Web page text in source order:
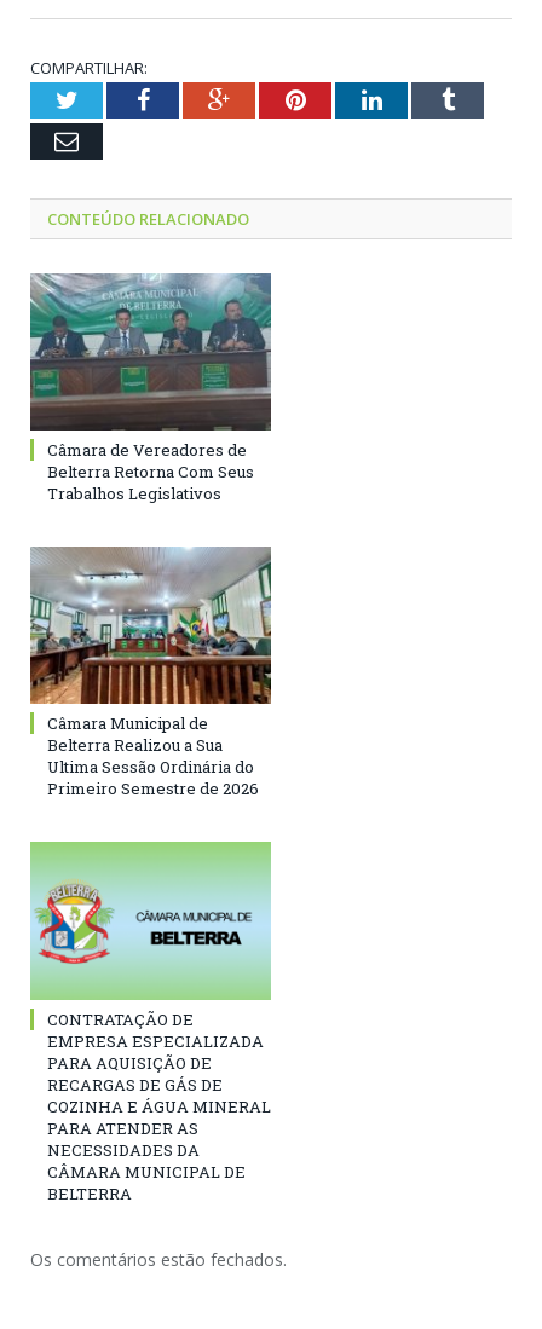
COMPARTILHAR:
TwitterFacebookGoogle+PinterestLinkedInTumblr
Email
CONTEÚDO RELACIONADO
Câmara de Vereadores de
Belterra Retorna Com Seus
Trabalhos Legislativos
Câmara Municipal de
Belterra Realizou a Sua
Ultima Sessão Ordinária do
Primeiro Semestre de 2026
CONTRATAÇÃO DE
EMPRESA ESPECIALIZADA
PARA AQUISIÇÃO DE
RECARGAS DE GÁS DE
COZINHA E ÁGUA MINERAL
PARA ATENDER AS
NECESSIDADES DA
CÂMARA MUNICIPAL DE
BELTERRA
Os comentários estão fechados.